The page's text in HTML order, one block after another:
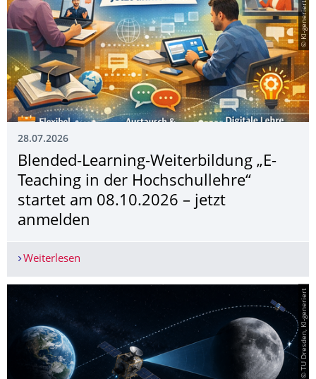
28.07.2026
Blended-Learning-Weiterbildung „E-
Teaching in der Hochschullehre“
startet am 08.10.2026 – jetzt
anmelden
Weiterlesen
© TU Dresden, KI-generiert